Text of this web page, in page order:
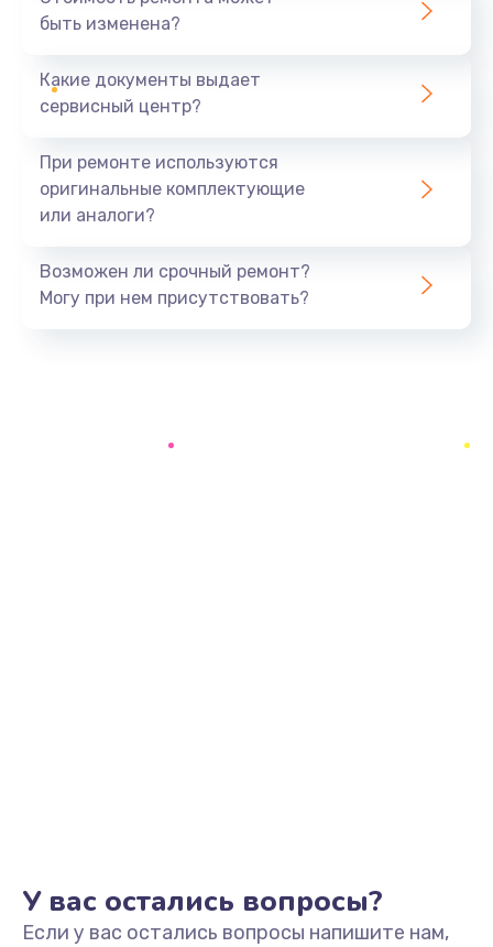
Ремонт электроплаты
Замена центрирующей шайбы динамика
Заказать
Замена голосовой катушки/перемотка динамика
Заказать
быть изменена?
Какие документы выдает
сервисный центр?
При ремонте используются
оригинальные комплектующие
или аналоги?
Возможен ли срочный ремонт?
Могу при нем присутствовать?
У вас остались вопросы?
Если у вас остались вопросы напишите нам,